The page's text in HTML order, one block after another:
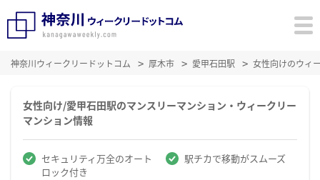
神奈川ウィークリードットコム 厚木市 愛甲石田駅 女性向けのウィ
女性向け/愛甲石田駅のマンスリーマンション・ウィークリー
マンション情報
セキュリティ万全のオート
ロック付き
駅チカで移動がスムーズ